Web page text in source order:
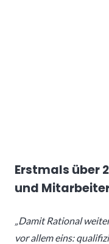
Erstmals über
und
„Damit Rational
vor allem eins: